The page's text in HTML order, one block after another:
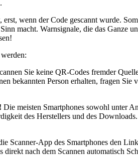
wenn der Code gescannt wurde.
macht. Warnsignale, die das Ganze
Sie keine QR-Codes fremder
bekannten Person erhalten, fragen
Die meisten Smartphones sowohl unter
des Herstellers und des
Scanner-App des Smartphones den
nach dem Scannen automatisch